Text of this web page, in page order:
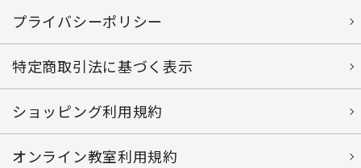
プライバシーポリシー
特定商取引法に基づく表示
ショッピング利用規約
オンライン教室利用規約